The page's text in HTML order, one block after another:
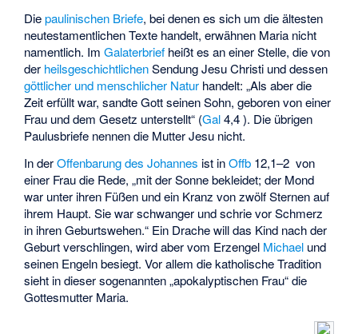
Diepaulinischen Briefe, bei denen es sich um die ältesten
neutestamentlichen Texte handelt, erwähnen Maria nicht
namentlich. ImGalaterbrief heißt es an einer Stelle, die von
der heilsgeschichtlichenSendung Jesu Christi und dessen
göttlicher und menschlicher Natur handelt: „Als aber die
Zeit erfüllt war, sandte Gott seinen Sohn, geboren von einer
Frau und dem Gesetz unterstellt“ (Gal4,4 ). Die übrigen
Paulusbriefe nennen die Mutter Jesu nicht.
In derOffenbarung des Johannes ist inOffb 12,1–2 von
einer Frau die Rede, „mit der Sonne bekleidet; der Mond
war unter ihren Füßen und ein Kranz von zwölf Sternen auf
ihrem Haupt. Sie war schwanger und schrie vor Schmerz
in ihren Geburtswehen.“ Ein Drache will das Kind nach der
Geburt verschlingen, wird aber vom Erzengel Michael und
seinen Engeln besiegt. Vor allem die katholische Tradition
sieht in dieser sogenannten „apokalyptischen Frau“ die
Gottesmutter Maria.